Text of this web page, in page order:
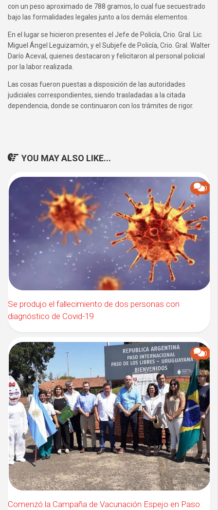
con un peso aproximado de 788 gramos, lo cual fue secuestrado
bajo las formalidades legales junto a los demás elementos.
En el lugar se hicieron presentes el Jefe de Policía, Crio. Gral. Lic.
Miguel Ángel Leguizamón, y el Subjefe de Policía, Crio. Gral. Walter
Darío Aceval, quienes destacaron y felicitaron al personal policial
por la labor realizada.
Las cosas fueron puestas a disposición de las autoridades
judiciales correspondientes, siendo trasladadas a la citada
dependencia, donde se continuaron con los trámites de rigor.
YOU MAY ALSO LIKE...
0
Se produjo el fallecimiento de dos personas con
diagnóstico de Covid-19
0
Comenzó la Campaña de Vacunación Espejo en Paso